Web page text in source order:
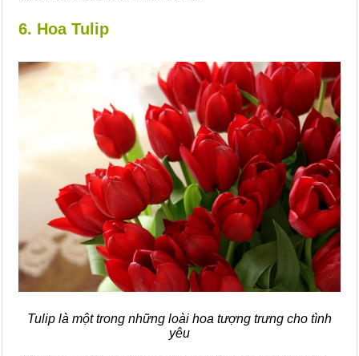
6. Hoa Tulip
Tulip là một trong những loài hoa tượng trưng cho tình
yêu